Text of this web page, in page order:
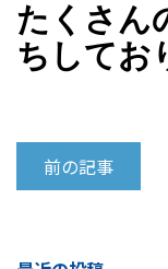
たくさん
ちしてお
前の記事